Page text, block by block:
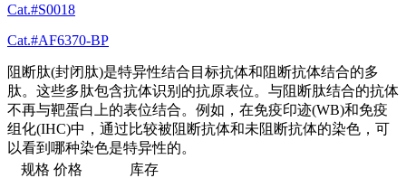
Cat.#S0018
Cat.#AF6370-BP
阻断肽(封闭肽)是特异性结合目标抗体和阻断抗体结合的多
肽。这些多肽包含抗体识别的抗原表位。与阻断肽结合的抗体
不再与靶蛋白上的表位结合。例如，在免疫印迹(WB)和免疫
组化(IHC)中，通过比较被阻断抗体和未阻断抗体的染色，可
以看到哪种染色是特异性的。
规格 价格
库存